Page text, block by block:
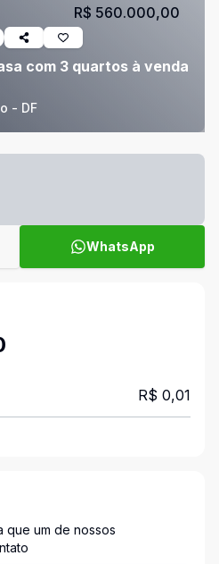
com 3 quartos à venda
- DF
R$ 560.000,00
WhatsApp
R$ 0,01
que um de nossos